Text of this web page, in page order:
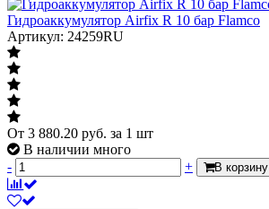
Гидроаккумулятор Airfix R 10 бар Flamco
Артикул: 24259RU
От 3 880.20 руб. за 1 шт
В наличии много
-
+ В корзину